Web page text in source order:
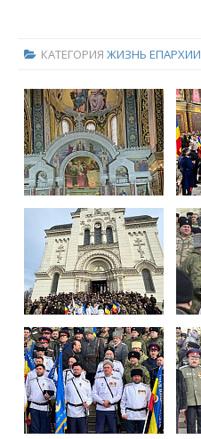
КАТЕГОРИЯ ЖИЗНЬ ЕПАРХИИ